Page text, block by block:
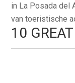
in La Posada del
van toeristische
10